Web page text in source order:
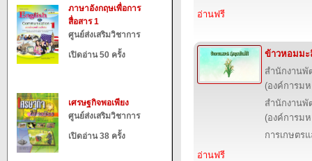
ภาษาอังกฤษเพื่อการ
สื่อสาร 1
ศูนย์ส่งเสริมวิชาการ
เปิดอ่าน 50 ครั้ง
เศรษฐกิจพอเพียง
ศูนย์ส่งเสริมวิชาการ
เปิดอ่าน 38 ครั้ง
อ่านฟรี
ข้าวหอมมะ
สำนักงานพั
(องค์การม
สำนักงานพั
(องค์การม
การเกษตร
อ่านฟรี